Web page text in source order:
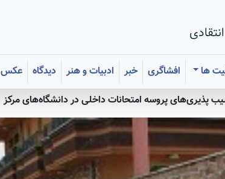
ها افشاگری خبر ادبیات و هنر دیدگاه عکس
پذیری‌های پروسه امتحانات داخلی در دانشگاه‌های مرکز